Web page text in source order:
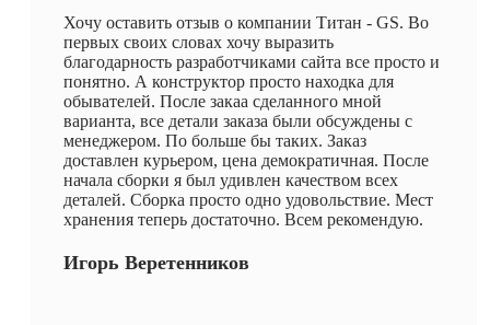
Хочу оставить отзыв о компании Титан - GS. Во
первых своих словах хочу выразить
благодарность разработчиками сайта все просто и
понятно. А конструктор просто находка для
обывателей. После закаа сделанного мной
варианта, все детали заказа были обсуждены с
менеджером. По больше бы таких. Заказ
доставлен курьером, цена демократичная. После
начала сборки я был удивлен качеством всех
деталей. Сборка просто одно удовольствие. Мест
хранения теперь достаточно. Всем рекомендую.
Игорь Веретенников